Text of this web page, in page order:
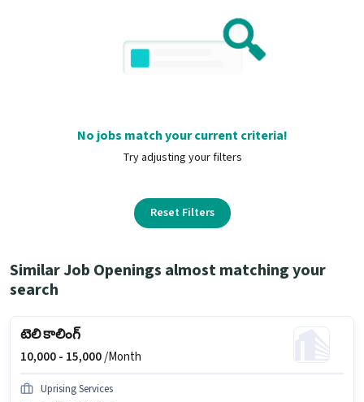
No jobs match your current criteria!
Try adjusting your filters
Reset Filters
Similar Job Openings almost matching your
search
టెలి కాలింగ్
10,000 - 15,000/Month
Uprising Services